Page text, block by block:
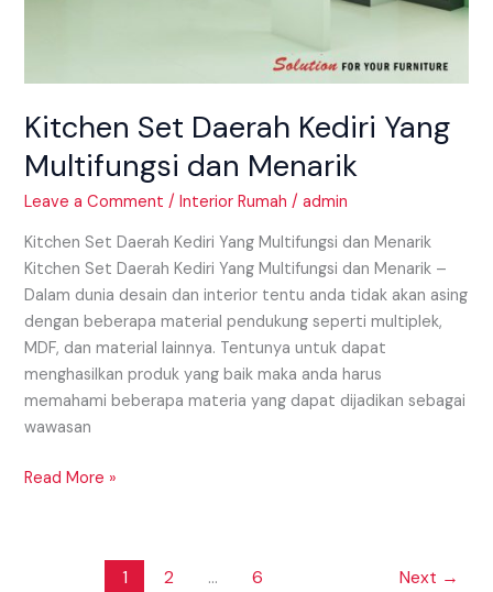
Kitchen Set Daerah Kediri Yang
Multifungsi dan Menarik
Leave a Comment /Interior Rumah /admin
Kitchen Set Daerah Kediri Yang Multifungsi dan Menarik
Kitchen Set Daerah Kediri Yang Multifungsi dan Menarik –
Dalam dunia desain dan interior tentu anda tidak akan asing
dengan beberapa material pendukung seperti multiplek,
MDF, dan material lainnya. Tentunya untuk dapat
menghasilkan produk yang baik maka anda harus
memahami beberapa materia yang dapat dijadikan sebagai
wawasan
Read More »
1 2 … 6 Next →